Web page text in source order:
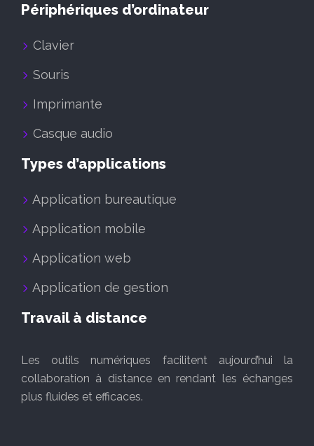
Périphériques d’ordinateur
Clavier
Souris
Imprimante
Casque audio
Types d’applications
Application bureautique
Application mobile
Application web
Application de gestion
Travail à distance
Les outils numériques facilitent aujourd’hui la
collaboration à distance en rendant les échanges
plus fluides et efficaces.